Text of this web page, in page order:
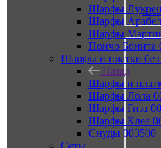
Шарфы
Шарфы
Шарфы
Пончо Бонита
Шарфы и платки без
Назад
Шарфы и
Шарфы Лола
Шарфы Гиза
Шарфы Клеа
Снуды 003500
Сеты